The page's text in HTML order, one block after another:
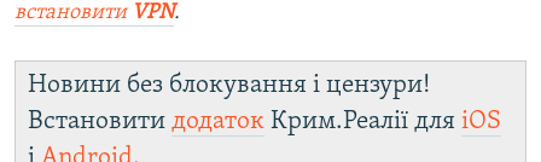
встановити VPN.
Новини без блокування і цензури!
Встановити додаток Крим.Реалії для iOS